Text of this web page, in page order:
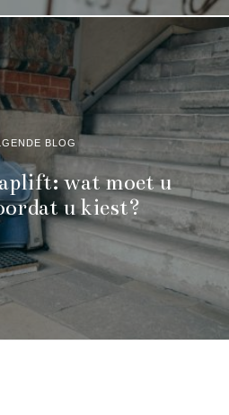
BLOG
wat moet u
u kiest?